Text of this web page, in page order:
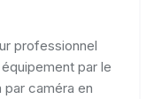
professionnel
par le
par caméra en